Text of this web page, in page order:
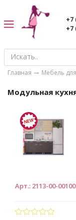
+7
+7
Главная Мебель
Модульная
Арт.: 2113-00-